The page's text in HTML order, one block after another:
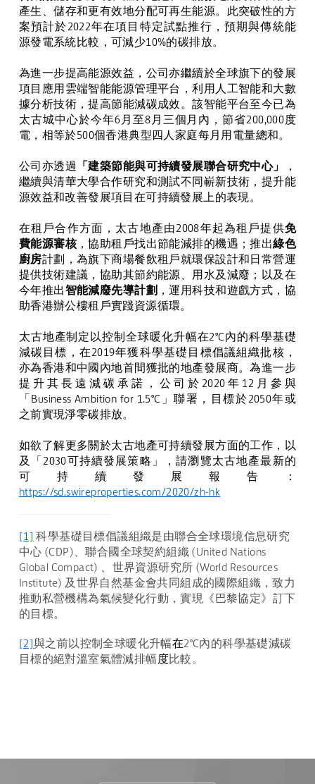
產生、儲存和更有效地分配可再生能源。此突破性的方
案預計於2022年在項目特定試點推行，預期與傳統能
源發電系統比較，可減少10%的碳排放。
為進一步提高能源效益，公司亦繼續於全球旗下的發展
項目應用雲端智能能源管理平台，利用人工智能和大數
據分析技術，提高節能減碳成效。該智能平台至今已為
太古城中心於今年6月至8月三個月內，節省200,000度
電，相等於500個香港典型四人家庭每月用電量總和。
公司亦透過 「建築節能與可持續發展聯合研究中心」
，
繼續與清華大學合作研究和測試不同嶄新技術，提升能
源效益和改善發展項目在可持續發展上的表現。
在租戶合作方面，太古地產由2008年起為租戶提供免
費能源審核，協助租戶找出節能減排的機遇；推出綠色
廚房計劃，為旗下商場餐飲租戶就環保設計和日常營運
提供技術建議，協助其節約能源、用水及減廢；以及在
今年推出智能減廢先導計劃 ，運用科技和遊戲方式，協
助香港辦公樓租戶實踐資源循環。
太古地產制定以控制全球暖化升幅在2°C內的科學基礎
減碳目標，在2019年獲科學基礎目標倡議組織批核，
亦為香港和中國內地首間獲批的地產發展商。為進一步
提升其長遠減碳承諾，公司於 2020 年 12 月參與
「Business Ambition for 1.5°C 」聯署，目標於2050年或
之前實現淨零碳排放。
如欲了解更多關於太古地產可持續發展方面的工作，以
及「2030可持續發展策略」，請瀏覽太古地產最新的
可持續發展報告：
https://sd.swireproperties.com/2020/zh-hk
[1] 科學基礎目標倡議組織是由聯合全球環境信息研究
中心 (CDP)、聯合國全球契約組織 (United Nations
Global Compact) 、世界資源研究所 (World Resources
Institute) 及世界自然基金會共同組成的國際組織，致力
推動私營機構為氣候變化行動，實現《巴黎協定》訂下
的目標。
[2]與之前以控制全球暖化升幅在2°C內的科學基礎減碳
目標的絕對溫室氣體減排幅度比較。